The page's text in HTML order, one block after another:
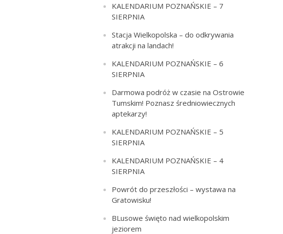
KALENDARIUM POZNAŃSKIE – 7
SIERPNIA
Stacja Wielkopolska – do odkrywania
atrakcji na landach!
KALENDARIUM POZNAŃSKIE – 6
SIERPNIA
Darmowa podróż w czasie na Ostrowie
Tumskim! Poznasz średniowiecznych
aptekarzy!
KALENDARIUM POZNAŃSKIE – 5
SIERPNIA
KALENDARIUM POZNAŃSKIE – 4
SIERPNIA
Powrót do przeszłości – wystawa na
Gratowisku!
BLusowe święto nad wielkopolskim
jeziorem